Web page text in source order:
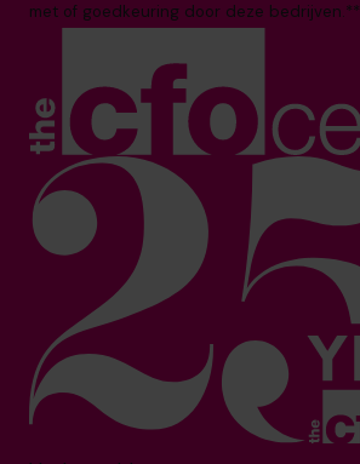
met of goedkeuring door deze bedrijven.**